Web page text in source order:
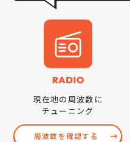
現在地の周波数に
チューニング
周波数を確認する